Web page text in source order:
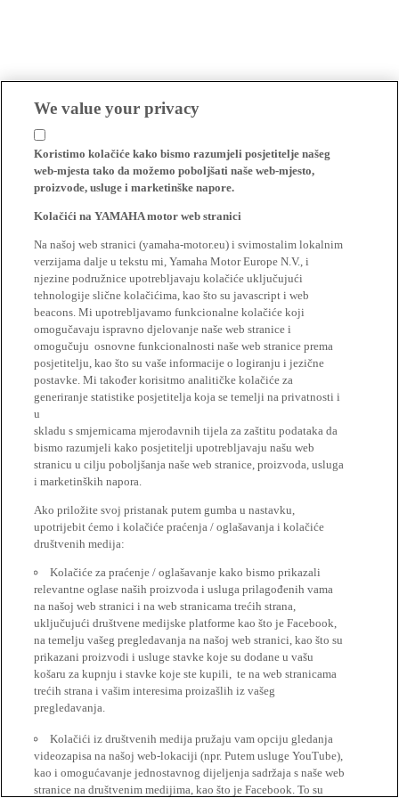
We value your privacy
Koristimo kolačiće kako bismo razumjeli posjetitelje našeg
web-mjesta tako da možemo poboljšati naše web-mjesto,
proizvode, usluge i marketinške napore.
Kolačići na YAMAHA motor web stranici
Na našoj web stranici (yamaha-motor.eu) i svimostalim lokalnim
verzijama dalje u tekstu mi, Yamaha Motor Europe N.V., i
njezine podružnice upotrebljavaju kolačiće uključujući
tehnologije slične kolačićima, kao što su javascript i web
beacons. Mi upotrebljavamo funkcionalne kolačiće koji
omogučavaju ispravno djelovanje naše web stranice i
omogučuju osnovne funkcionalnosti naše web stranice prema
posjetitelju, kao što su vaše informacije o logiranju i jezične
postavke. Mi također korisitmo analitičke kolačiće za
generiranje statistike posjetitelja koja se temelji na privatnosti i
u
skladu s smjernicama mjerodavnih tijela za zaštitu podataka da
bismo razumjeli kako posjetitelji upotrebljavaju našu web
stranicu u cilju poboljšanja naše web stranice, proizvoda, usluga
i marketinških napora.
Ako priložite svoj pristanak putem gumba u nastavku,
upotrijebit ćemo i kolačiće praćenja / oglašavanja i kolačiće
društvenih medija:
Kolačiće za praćenje / oglašavanje kako bismo prikazali
relevantne oglase naših proizvoda i usluga prilagođenih vama
na našoj web stranici i na web stranicama trećih strana,
uključujući društvene medijske platforme kao što je Facebook,
na temelju vašeg pregledavanja na našoj web stranici, kao što su
prikazani proizvodi i usluge stavke koje su dodane u vašu
košaru za kupnju i stavke koje ste kupili, te na web stranicama
trećih strana i vašim interesima proizašlih iz vašeg
pregledavanja.
Kolačići iz društvenih medija pružaju vam opciju gledanja
videozapisa na našoj web-lokaciji (npr. Putem usluge YouTube),
kao i omogućavanje jednostavnog dijeljenja sadržaja s naše web
stranice na društvenim medijima, kao što je Facebook. To su